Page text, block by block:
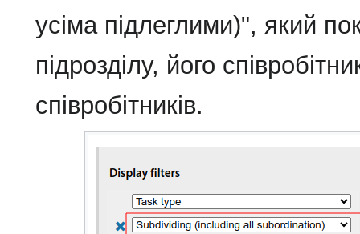
усіма підлеглими)", який
підрозділу, його
співробітників.